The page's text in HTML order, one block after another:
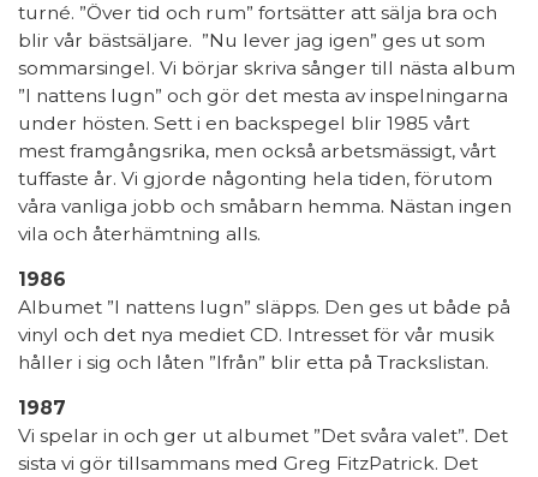
turné. ”Över tid och rum” fortsätter att sälja bra och
blir vår bästsäljare. ”Nu lever jag igen” ges ut som
sommarsingel. Vi börjar skriva sånger till nästa album
”I nattens lugn” och gör det mesta av inspelningarna
under hösten. Sett i en backspegel blir 1985 vårt
mest framgångsrika, men också arbetsmässigt, vårt
tuffaste år. Vi gjorde någonting hela tiden, förutom
våra vanliga jobb och småbarn hemma. Nästan ingen
vila och återhämtning alls.
1986
Albumet ”I nattens lugn” släpps. Den ges ut både på
vinyl och det nya mediet CD. Intresset för vår musik
håller i sig och låten ”Ifrån” blir etta på Trackslistan.
1987
Vi spelar in och ger ut albumet ”Det svåra valet”. Det
sista vi gör tillsammans med Greg FitzPatrick. Det